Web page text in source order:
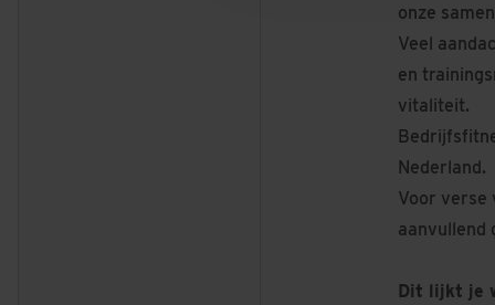
onze
Veel
en
vitaliteit.
Nederland.
Voor verse
aanvullend
Dit lijkt je